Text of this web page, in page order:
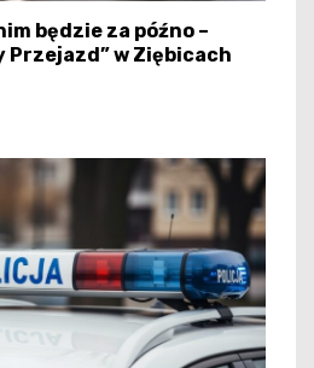
będzie za późno –
Przejazd” w Ziębicach